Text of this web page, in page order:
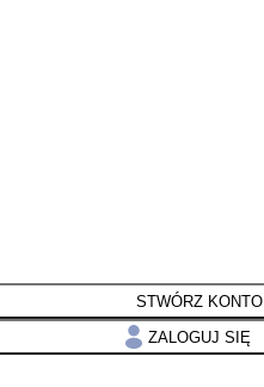
STWÓRZ KONTO
ZALOGUJ SIĘ